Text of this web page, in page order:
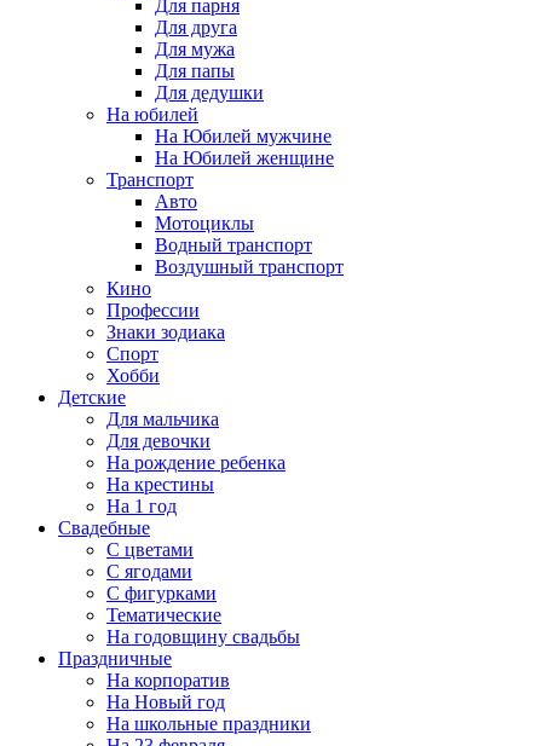
Для парня
Для друга
Для мужа
Для папы
Для дедушки
На юбилей
На Юбилей мужчине
На Юбилей женщине
Транспорт
Авто
Мотоциклы
Водный транспорт
Воздушный транспорт
Кино
Профессии
Знаки зодиака
Спорт
Хобби
Детские
Для мальчика
Для девочки
На рождение ребенка
На крестины
На 1 год
Свадебные
С цветами
С ягодами
С фигурками
Тематические
На годовщину свадьбы
Праздничные
На корпоратив
На Новый год
На школьные праздники